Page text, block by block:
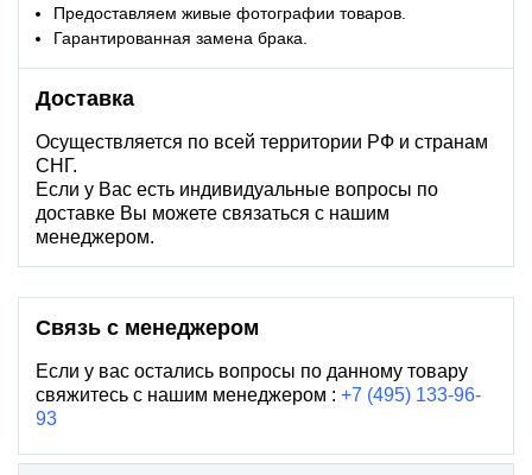
Предоставляем живые фотографии товаров.
Гарантированная замена брака.
Доставка
Осуществляется по всей территории РФ и странам
СНГ.
Если у Вас есть индивидуальные вопросы по
доставке Вы можете связаться с нашим
менеджером.
Связь с менеджером
Если у вас остались вопросы по данному товару
свяжитесь с нашим менеджером : +7 (495) 133-96-
93